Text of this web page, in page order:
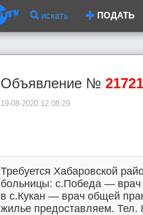
искать ПОДАТЬ
Объявление № 21721
19-08-2020 12:08:29
Требуется Хабаровской
больницы: с.Победа — врач
в с.Кукан — врач общей
жилье предоставляем. Тел.